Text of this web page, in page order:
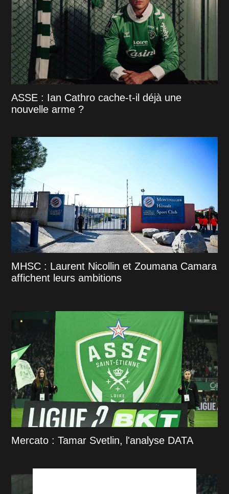
ASSE : Ian Cathro cache-t-il déjà une
nouvelle arme ?
MHSC : Laurent Nicollin et Zoumana Camara
affichent leurs ambitions
Mercato : Tamar Svetlin, l'analyse DATA